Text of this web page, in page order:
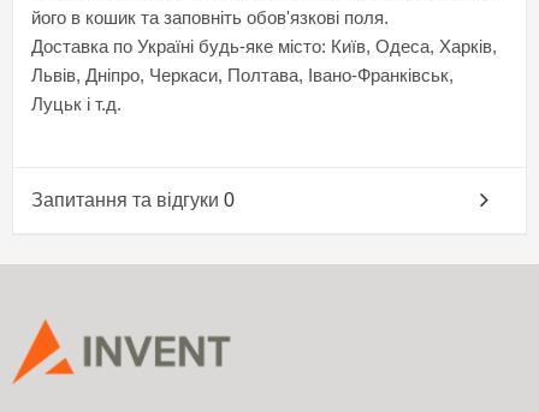
його в кошик та заповніть обов'язкові поля.
Доставка по Україні будь-яке місто: Київ, Одеса, Харків,
Львів, Дніпро, Черкаси, Полтава, Івано-Франківськ,
Луцьк і т.д.
Запитання та відгуки 0